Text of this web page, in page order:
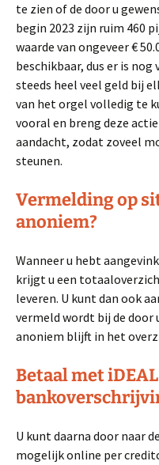
te zien of de door u
begin 2023 zijn ruim 460
waarde van ongeveer €
beschikbaar, dus er is
steeds heel veel geld bij
van het orgel volledig te
vooral en breng deze
aandacht, zodat zoveel
steunen.
Vermelding op
anoniem?
Wanneer u hebt
krijgt u een
leveren. U kunt dan ook
vermeld wordt bij de door
anoniem blijft in het
Betaal met
U kunt daarna door naar
mogelijk online per